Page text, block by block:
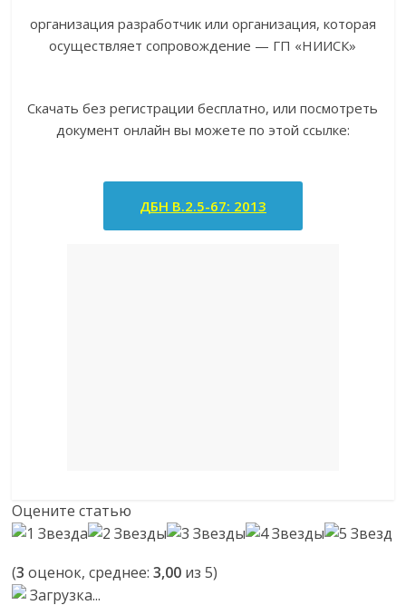
организация разработчик или организация, которая
осуществляет сопровождение — ГП «НИИСК»
Скачать без регистрации бесплатно, или посмотреть
документ онлайн вы можете по этой ссылке:
ДБН В.2.5-67: 2013
Оцените статью
(3 оценок, среднее:3,00 из 5)
Загрузка...